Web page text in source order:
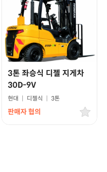
3톤 좌승식 디젤 지게차
30D-9V
현대 | 디젤식 | 3톤
판매자 협의